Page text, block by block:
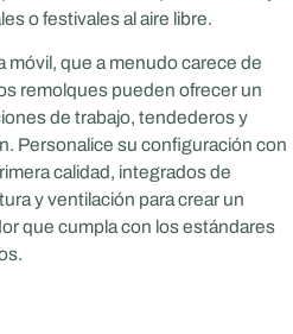
o festivales al aire libre.
móvil, que a menudo carece de
remolques pueden ofrecer un
de trabajo, tendederos y
Personalice su configuración con
calidad, integrados de
y ventilación para crear un
que cumpla con los estándares